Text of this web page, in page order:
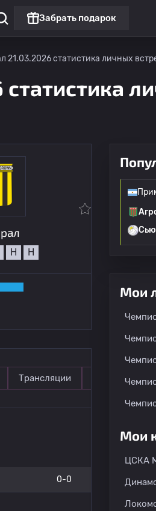
Забрать подарок
статистика личных
Н Н
Трансляции Прогноз
0-0
16.08
Мои
Мои
ЦСКА